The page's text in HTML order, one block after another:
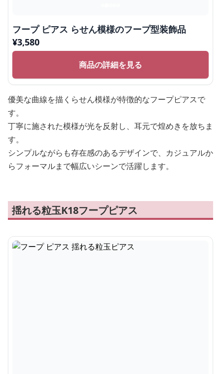
フープ ピアス らせん模様のフープ型装飾品
¥3,580
商品の詳細を見る
優美な曲線を描くらせん模様が特徴的なフープピアスで
す。
丁寧に施された模様が光を反射し、耳元で煌めきを放ちま
す。
シンプルながらも存在感のあるデザインで、カジュアルか
らフォーマルまで幅広いシーンで活躍します。
揺れる粒玉K18フープピアス